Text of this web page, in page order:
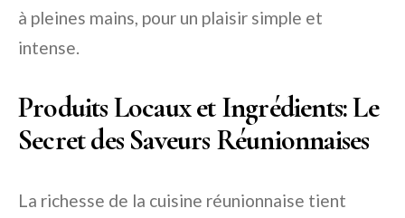
à pleines mains, pour un plaisir simple et
intense.
Produits Locaux et Ingrédients: Le
Secret des Saveurs Réunionnaises
La richesse de la cuisine réunionnaise tient